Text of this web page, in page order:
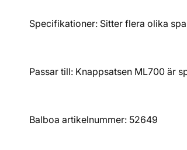
Specifikationer: Sitter flera olika
Passar till: Knappsatsen ML700 är
Balboa artikelnummer: 52649